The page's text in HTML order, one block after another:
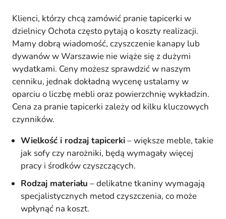
Klienci, którzy chcą zamówić pranie tapicerki w
dzielnicy Ochota często pytają o koszty realizacji.
Mamy dobrą wiadomość, czyszczenie kanapy lub
dywanów w Warszawie nie wiąże się z dużymi
wydatkami. Ceny możesz sprawdzić w naszym
cenniku, jednak dokładną wycenę ustalamy w
oparciu o liczbę mebli oraz powierzchnię wykładzin.
Cena za pranie tapicerki zależy od kilku kluczowych
czynników.
Wielkość i rodzaj tapicerki– większe meble, takie
jak sofy czy narożniki, będą wymagały więcej
pracy i środków czyszczących.
Rodzaj materiału – delikatne tkaniny wymagają
specjalistycznych metod czyszczenia, co może
wpłynąć na koszt.